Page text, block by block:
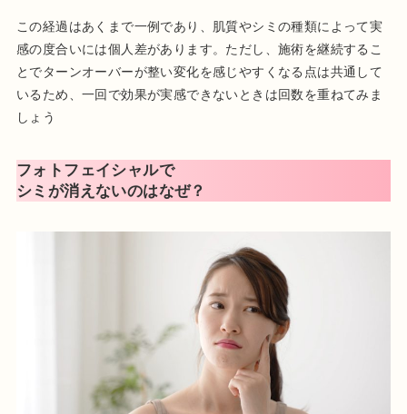
この経過はあくまで一例であり、肌質やシミの種類によって実
感の度合いには個人差があります。ただし、施術を継続するこ
とでターンオーバーが整い変化を感じやすくなる点は共通して
いるため、一回で効果が実感できないときは回数を重ねてみま
しょう
フォトフェイシャルで
シミが消えないのはなぜ？